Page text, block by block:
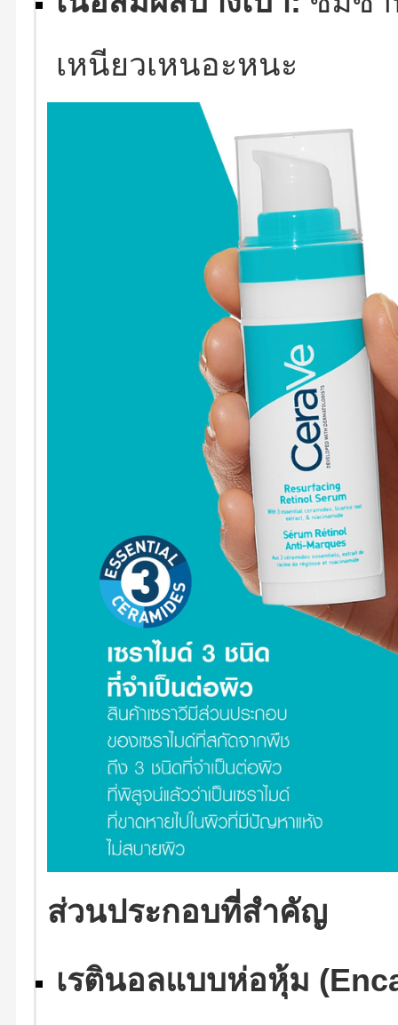
เหนียวเหนอะหนะ
ส่วนประกอบที่สำคัญ
เรตินอลแบบห่อหุ้ม